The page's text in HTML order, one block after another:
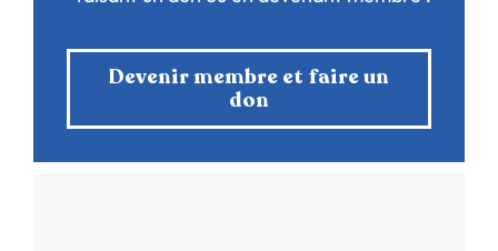
Devenir membre et faire un
don